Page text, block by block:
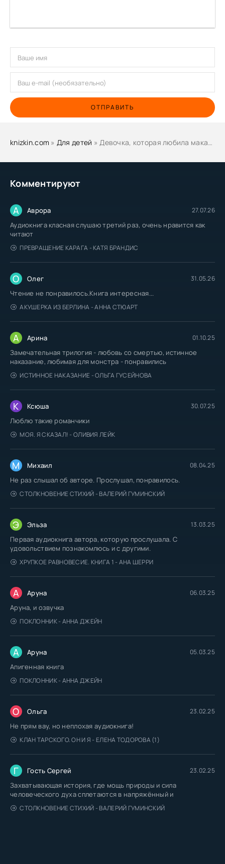
Комментируют
А Аврора 27.07.26
Аудиокнига класная слушаю третий раз, очень нравится как
читают
ПРЕВРАЩЕНИЕ КАРАГА - КАТЯ БРАНДИС
О Олег 31.05.26
Чтение не понравилось.Книга интересная...
АКУШЕРКА ИЗ БЕРЛИНА - АННА СТЮАРТ
А Арина 01.10.25
Замечательная трилогия - любовь со смертью, истинное
наказание, любимая для монстра - понравились
ИСТИННОЕ НАКАЗАНИЕ - ОЛЬГА ГУСЕЙНОВА
К Ксюша 30.07.25
Люблю такие романчики
МОЯ. Я СКАЗАЛ! - ОЛИВИЯ ЛЕЙК
М Михаил 08.04.25
Не раз слышал об авторе. Прослушал, понравилось.
СТОЛКНОВЕНИЕ СТИХИЙ - ВАЛЕРИЙ ГУМИНСКИЙ
Э Эльза 13.03.25
Первая аудиокнига автора, которую прослушала. С
удовольствием познакомлюсь и с другими.
ХРУПКОЕ РАВНОВЕСИЕ. КНИГА 1 - АНА ШЕРРИ
А Аруна 06.03.25
Аруна, и озвучка
ПОКЛОННИК - АННА ДЖЕЙН
А Аруна 05.03.25
Апигенная книга
ПОКЛОННИК - АННА ДЖЕЙН
О Ольга 23.02.25
Не прям вау, но неплохая аудиокнига!
КЛАН ТАРСКОГО. ОН И Я - ЕЛЕНА ТОДОРОВА (1)
Г Гость Сергей 23.02.25
Захватывающая история, где мощь природы и сила
человеческого духа сплетаются в напряжённый и
СТОЛКНОВЕНИЕ СТИХИЙ - ВАЛЕРИЙ ГУМИНСКИЙ
ОТПРАВИТЬ
knizkin.com » Для детей » Девочка, которая любила макароны. Дело о шампуне - Анна Никольская, Наталья Александровская